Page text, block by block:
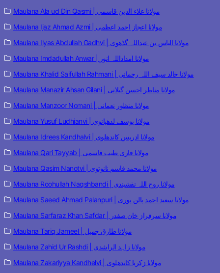
Maulana Ala ud Din Qasmi | مولانا علاء الدین قاسمی
Maulana Ijaz Ahmad Azmi | مولانا اعجاز احمد اعظمی
Maulana Ilyas Abdullah Gadhvi | مولانا الیاس بن عبداللہ گڈھوی
Maulana Imdadullah Anwar | مولانا امداداللہ انور
Maulana Khalid Saifullah Rahmani | مولانا خالد سیف اللہ رحمانی
Maulana Manazir Ahsan Gilani | مولانا مناظر احسن گیلانی
Maulana Manzoor Nomani | مولانا منظور نعمانی
Maulana Yusuf Ludhianvi | مولانا یوسف لدھیانوی
Maulana Idrees Kandhalvi | مولانا ادریس کاندھلوی
Maulana Qari Tayyab | مولانا قاری طیب قاسمی
Maulana Qasim Nanotvi | مولانا محمد قاسم نانوتوی
Maulana Roohullah Naqshbandi | مولانا روح اللہ نقشبندی
Maulana Saeed Ahmad Palanpuri | مولانا سعید احمد پالن پوری
Maulana Sarfaraz Khan Safdar | مولانا سرفراز خان صفدر
Maulana Tariq Jameel | مولانا طارق جمیل
Maulana Zahid Ur Rashdi | مولانا زاہد الراشدی
Maulana Zakariyya Kandhelvi | مولانا زکریا کاندھلوی